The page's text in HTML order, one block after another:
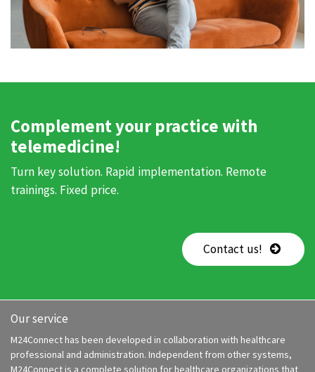
Complement your practice with
telemedicine!
Turn key solution. Rapid implementation. Remote
trainings. Fixed price.
Contact us!
Our service
M24Connect has been developed in collaboration with healthcare
professional and administration. Independent from other systems,
M24Connect is a complete solution for healthcare organizations that